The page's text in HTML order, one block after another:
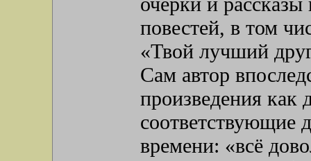
повестей, в том
«Твой лучший
Сам автор
произведения как
соответствующие
времени: «всё